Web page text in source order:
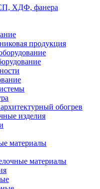
ХДФ, фанера
продукция
обогрев
изделия
материалы
материалы